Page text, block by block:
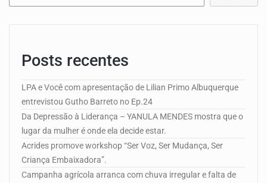
Posts recentes
LPA e Você com apresentação de Lilian Primo Albuquerque
entrevistou Gutho Barreto no Ep.24
Da Depressão à Liderança – YANULA MENDES mostra que o
lugar da mulher é onde ela decide estar.
Acrides promove workshop “Ser Voz, Ser Mudança, Ser
Criança Embaixadora”.
Campanha agrícola arranca com chuva irregular e falta de